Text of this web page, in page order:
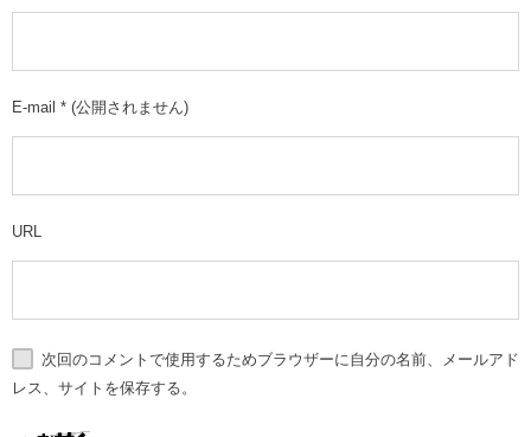
E-mail * (公開されません)
URL
次回のコメントで使用するためブラウザーに自分の名前、メールアド
レス、サイトを保存する。